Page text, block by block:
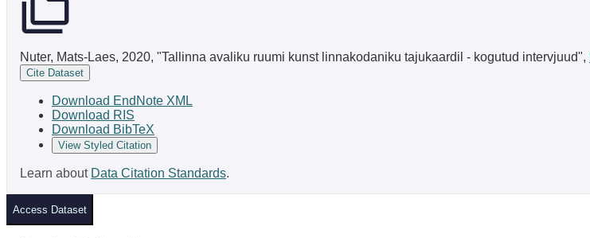
Nuter, Mats-Laes, 2020, "Tallinna avaliku ruumi kunst linnakodaniku tajukaardil - kogutud intervjuud",
Cite Dataset
Download EndNote XML
Download RIS
Download BibTeX
View Styled Citation
Learn about Data Citation Standards.
Access Dataset